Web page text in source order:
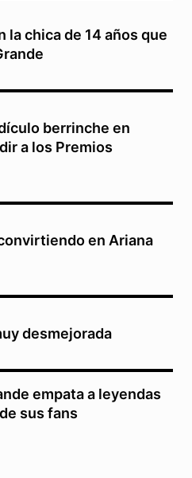
la chica de 14 años que
berrinche en
a los Premios
en Ariana
desmejorada
empata a leyendas
sus fans